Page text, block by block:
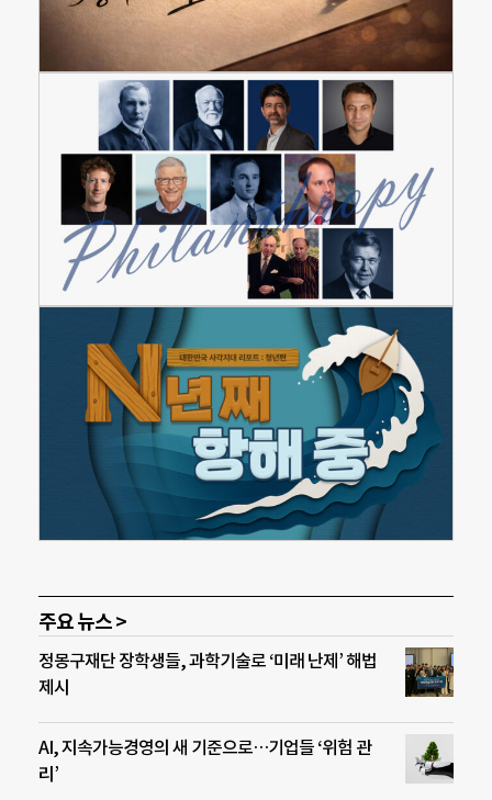
주요 뉴스 >
정몽구재단 장학생들, 과학기술로 ‘미래 난제’ 해법
제시
AI, 지속가능경영의 새 기준으로…기업들 ‘위험 관
리’